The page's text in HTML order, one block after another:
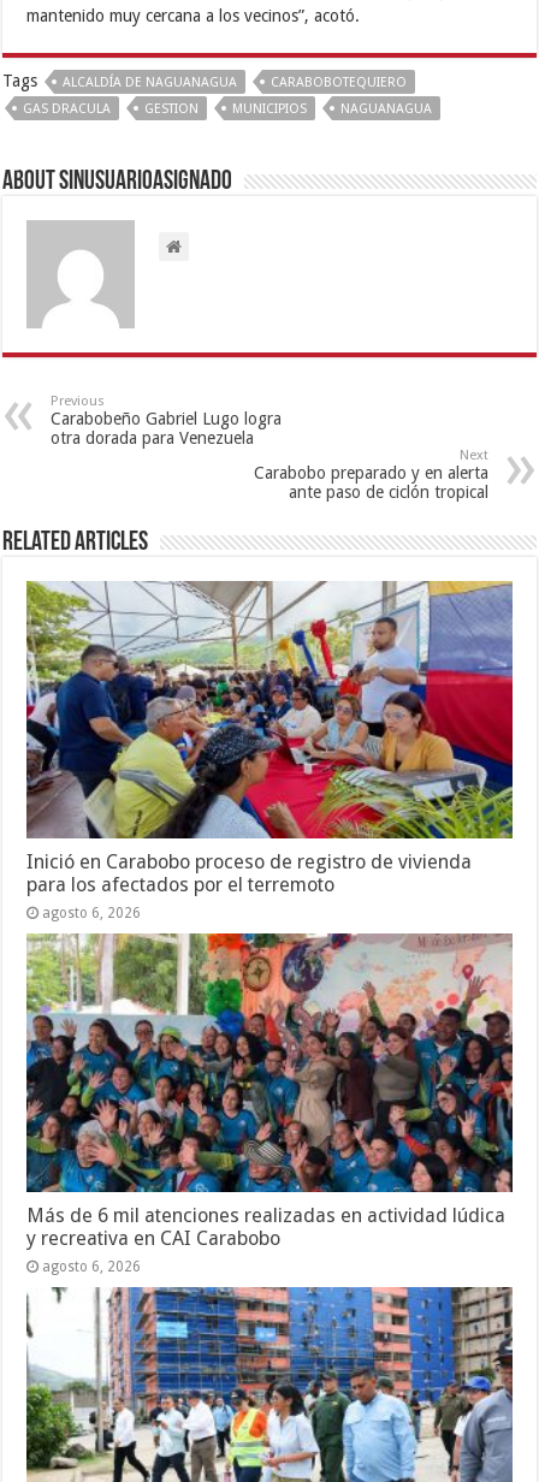
mantenido muy cercana a los vecinos”, acotó.
Tags ALCALDÍA DE NAGUANAGUA
CARABOBOTEQUIERO
GAS DRACULA
GESTION MUNICIPIOS NAGUANAGUA
About sinusuarioasignado
Previous
Carabobeño Gabriel Lugo logra
otra dorada para Venezuela
Next
Carabobo preparado y en alerta
ante paso de ciclón tropical
Related Articles
Inició en Carabobo proceso de registro de vivienda
para los afectados por el terremoto
agosto 6, 2026
Más de 6 mil atenciones realizadas en actividad lúdica
y recreativa en CAI Carabobo
agosto 6, 2026